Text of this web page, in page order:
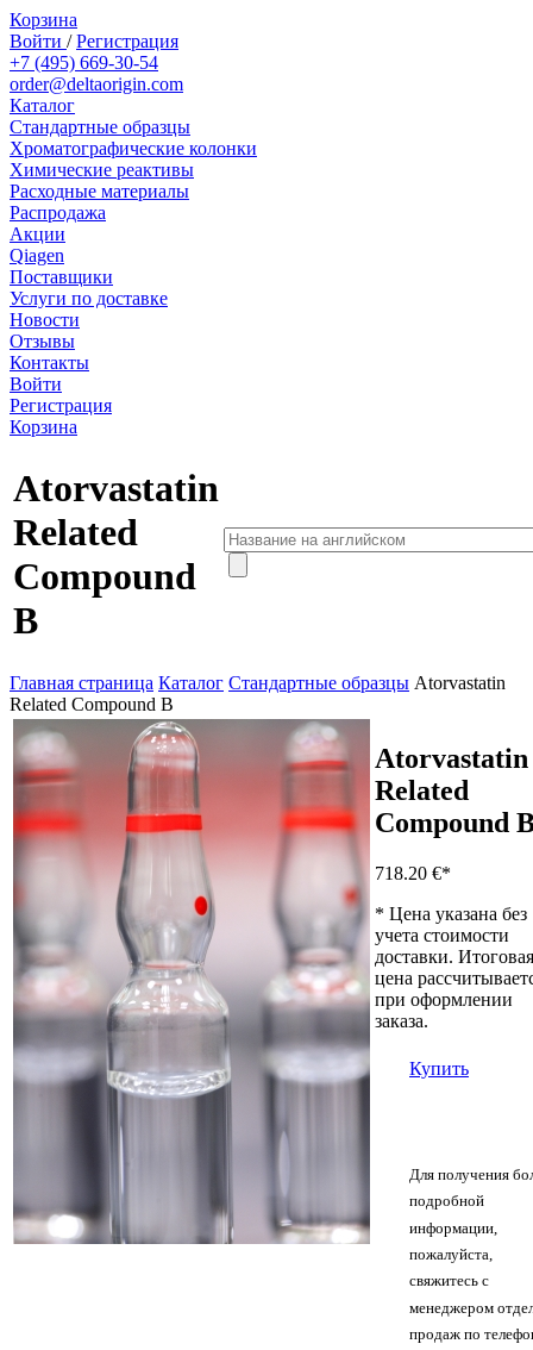
Корзина
Войти /Регистрация
+7 (495) 669-30-54
order@deltaorigin.com
Каталог
Стандартные образцы
Хроматографические колонки
Химические реактивы
Расходные материалы
Распродажа
Акции
Qiagen
Поставщики
Услуги по доставке
Новости
Отзывы
Контакты
Войти
Регистрация
Корзина
Atorvastatin
Related
Compound
B
Главная страница Каталог Стандартные образцы Atorvastatin
Related Compound B
Atorvastatin
Related
Compound
718.20 €*
* Цена указана без
учета стоимости
доставки. Итоговая
цена
при оформлении
заказа.
Купить
Для получения
подробной
информации,
пожалуйста,
свяжитесь с
менеджером
продаж по